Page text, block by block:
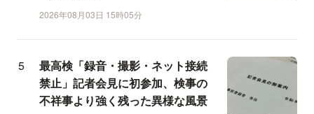
2026年08月03日 15時05分
最高検「録音・撮影・ネット接続
禁止」記者会見に初参加、検事の
不祥事より強く残った異様な風景